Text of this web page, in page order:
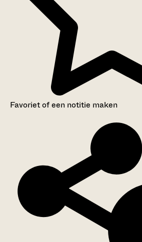
Favoriet of een notitie maken